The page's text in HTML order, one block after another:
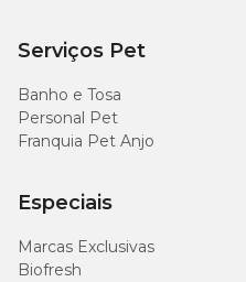
Serviços Pet
Banho e Tosa
Personal Pet
Franquia Pet Anjo
Especiais
Marcas Exclusivas
Biofresh